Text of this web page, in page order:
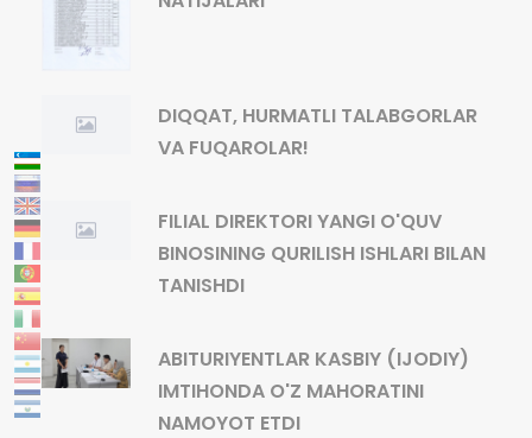
DIQQAT, HURMATLI TALABGORLAR
VA FUQAROLAR!
FILIAL DIREKTORI YANGI O'QUV
BINOSINING QURILISH ISHLARI BILAN
TANISHDI
ABITURIYENTLAR KASBIY (IJODIY)
IMTIHONDA O'Z MAHORATINI
NAMOYOT ETDI